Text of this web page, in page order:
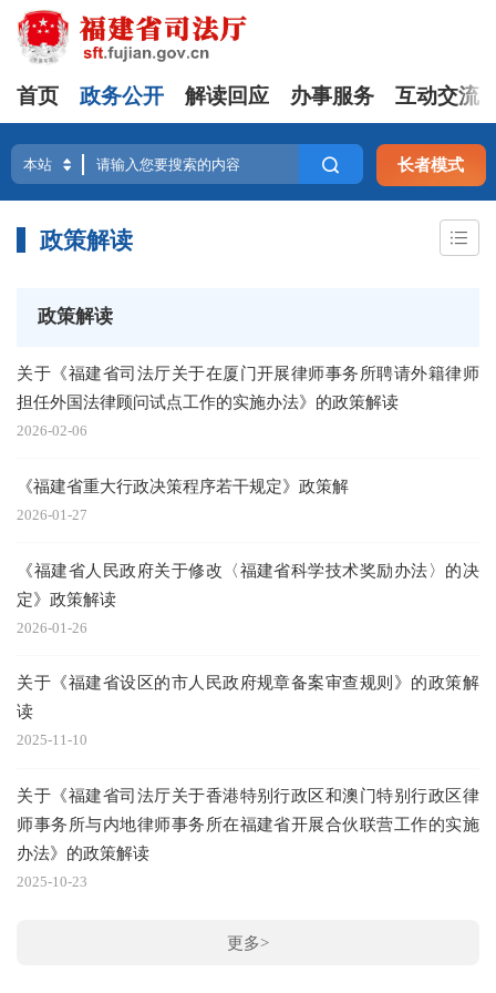
首页 政务公开 解读回应 办事服务 互动交流
长者模式
政策解读
政策解读
关于《福建省司法厅关于在厦门开展律师事务所聘请外籍律师
担任外国法律顾问试点工作的实施办法》的政策解读
2026-02-06
《福建省重大行政决策程序若干规定》政策解
2026-01-27
《福建省人民政府关于修改〈福建省科学技术奖励办法〉的决
定》政策解读
2026-01-26
关于《福建省设区的市人民政府规章备案审查规则》的政策解
读
2025-11-10
关于《福建省司法厅关于香港特别行政区和澳门特别行政区律
师事务所与内地律师事务所在福建省开展合伙联营工作的实施
办法》的政策解读
2025-10-23
更多>